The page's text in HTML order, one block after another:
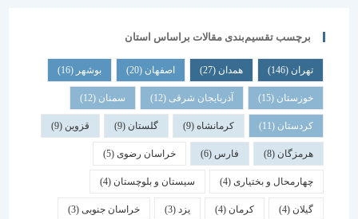
برچسب تقسیم‌بندی مقالات براساس استان
همدان اصفهان (20) بوشهر
خوزستان(15) آذربایجان شرقی(12) سمنان (12)
کردستان(11) کرمانشاه(9) گلستان (9) قزوین
هرمزگان(8) فارس خراسان رضوی(5)
چهارمحال و بختیاری (4) سیستان و بلوچستان(4)
کرمان یزد خراسان جنوبی(3)